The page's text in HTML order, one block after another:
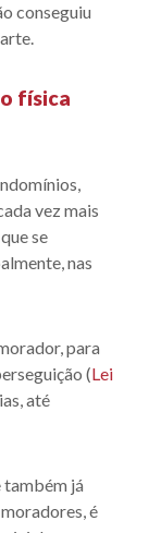
conseguiu
física
vez mais
se
nas
para
(Lei
até
também já
é